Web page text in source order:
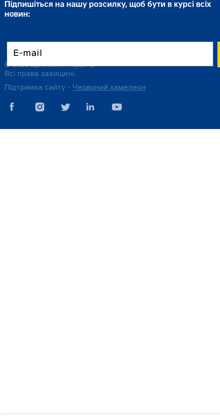
Підпишіться на нашу розсилку, щоб бути в курсі всіх
новин:
© 2026 Цеппелін Україна
Всі права захищені.
Підтримка сайту - Червоний хамелеон